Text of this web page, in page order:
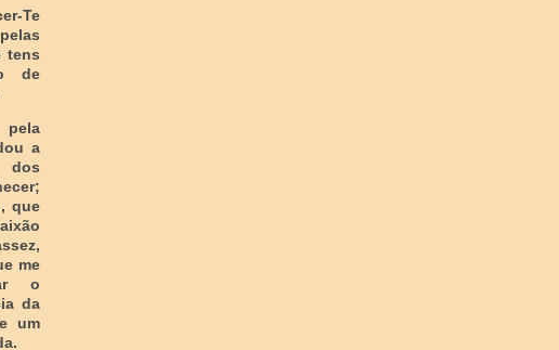
Te
tens
de
a
que
me
o
da
um